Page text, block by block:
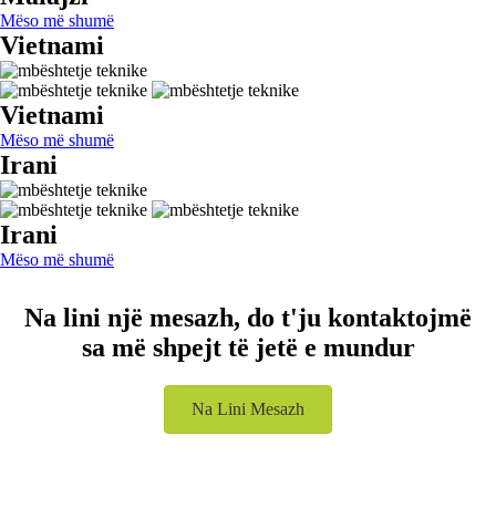
Mëso më shumë
Vietnami
Vietnami
Mëso më shumë
Irani
Irani
Mëso më shumë
Na lini një mesazh, do t'ju kontaktojmë
sa më shpejt të jetë e mundur
Na Lini Mesazh